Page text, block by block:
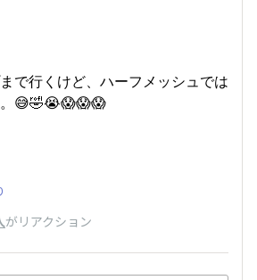
で行くけど、ハーフメッシュでは
😅🤣😭😱😱😱
がリアクション